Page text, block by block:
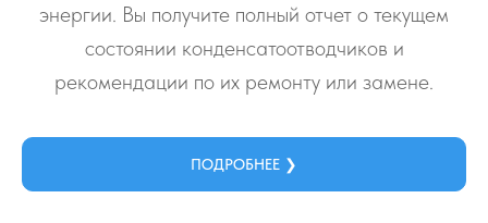
энергии. Вы получите полный отчет о текущем
состоянии конденсатоотводчиков и
рекомендации по их ремонту или замене.
ПОДРОБНЕЕ ❯